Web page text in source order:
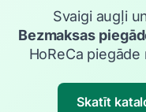
Svaigi augļi
Bezmaksas
HoReCa
Skatīt